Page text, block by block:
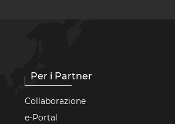
Per i Partner
Collaborazione
e-Portal